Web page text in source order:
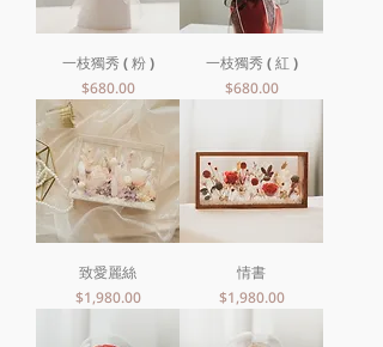
一枝獨秀 ( 粉 )
價格
$680.00
一枝獨秀 ( 紅 )
價格
$680.00
致愛麗絲
價格
$1,980.00
情書
價格
$1,980.00